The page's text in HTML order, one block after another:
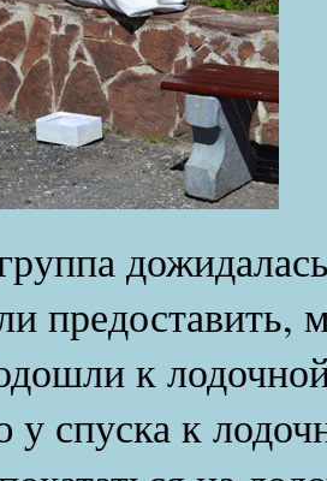
предоставить,
к
спуска к